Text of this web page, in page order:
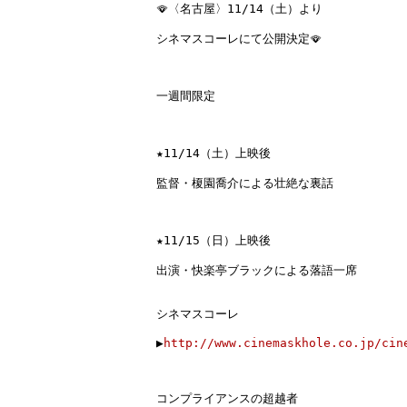
🪭 〈名古屋〉11/14（土）より
シネマスコーレにて公開決定🪭
一週間限定
★11/14（土） 上映後
監督・榎園喬介による壮絶な裏話
★11/15（日） 上映後
出演・快楽亭ブラックによる落語一席
シネマスコーレ
▶︎http://www.cinemaskhole.co.jp/
コンプライアンスの超越者